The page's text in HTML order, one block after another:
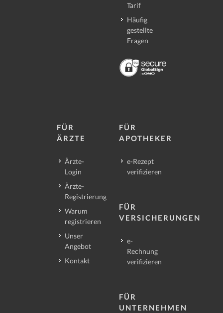
Tarif
Häufig
gestellte
Fragen
FÜR
ÄRZTE
Ärzte-
Login
Ärzte-
Registrierung
Warum
registrieren
Unser
Angebot
Kontakt
FÜR
APOTHEKER
e-Rezept
verifizieren
FÜR
VERSICHERUNGEN
e-
Rechnung
verifizieren
FÜR
UNTERNEHMEN